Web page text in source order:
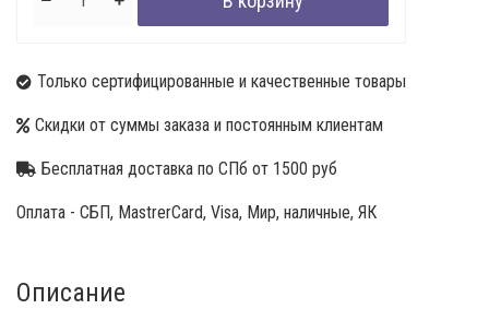
Только сертифицированные и качественные товары
Скидки от суммы заказа и постоянным клиентам
Бесплатная доставка по СПб от 1500 руб
Оплата - СБП, MastrerCard, Visa, Мир, наличные, ЯК
Описание